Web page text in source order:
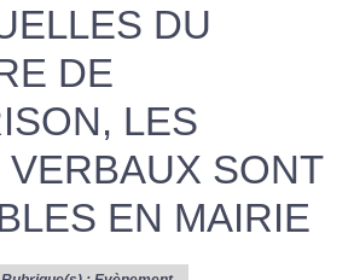
DU
DE
LES
SONT
EN MAIRIE